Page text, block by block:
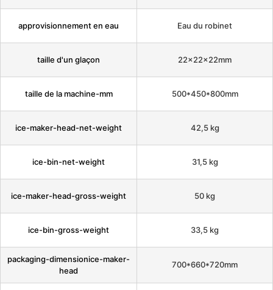
approvisionnement en eau Eau du robinet
taille d'un glaçon 22x22x22mm
taille de la machine-mm 500*450*800mm
ice-maker-head-net-weight 42,5 kg
ice-bin-net-weight 31,5 kg
ice-maker-head-gross-weight 50 kg
ice-bin-gross-weight 33,5 kg
packaging-dimensionice-maker-
head
700*660*720mm